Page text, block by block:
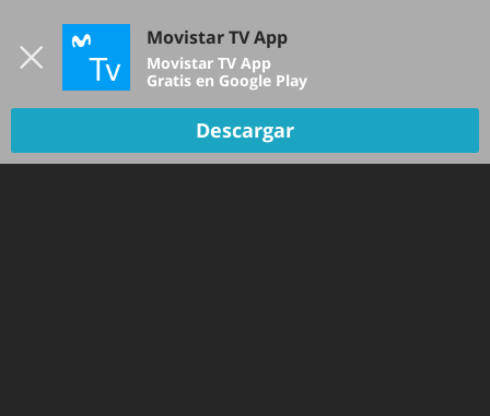
TV EN VIVO
Movistar TV App
Movistar TV App
Gratis en Google Play
Descargar